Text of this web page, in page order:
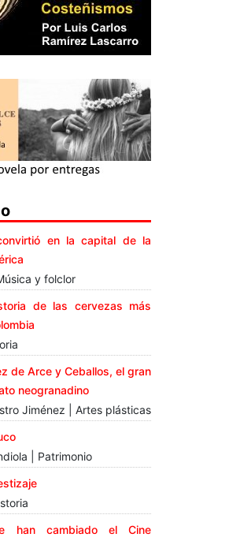
en la capital de la
y folclor
de las cervezas más
de Arce y Ceballos, el gran
neogranadino
Jiménez | Artes plásticas
| Patrimonio
han cambiado el Cine